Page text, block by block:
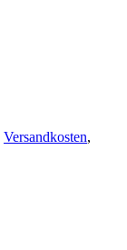
Versandkosten,